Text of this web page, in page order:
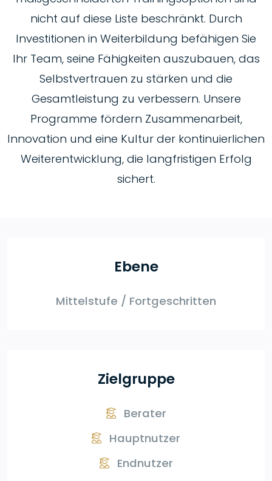
nicht auf diese Liste beschränkt. Durch
Investitionen in Weiterbildung befähigen Sie
Ihr Team, seine Fähigkeiten auszubauen, das
Selbstvertrauen zu stärken und die
Gesamtleistung zu verbessern. Unsere
Programme fördern Zusammenarbeit,
Innovation und eine Kultur der kontinuierlichen
Weiterentwicklung, die langfristigen Erfolg
sichert.
Ebene
Mittelstufe / Fortgeschritten
Zielgruppe
Berater
Hauptnutzer
Endnutzer